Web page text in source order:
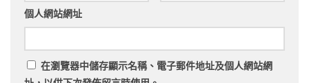
個人網站網址
在瀏覽器中儲存顯示名稱、電子郵件地址及個人網站網